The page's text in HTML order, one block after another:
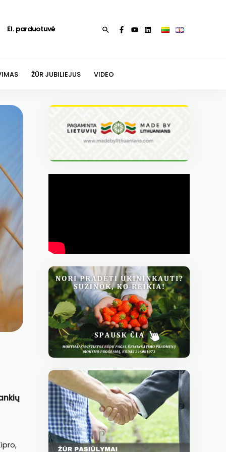
El. parduotuvė Paieška
ŽŪR JUBILIEJUS VIDEO